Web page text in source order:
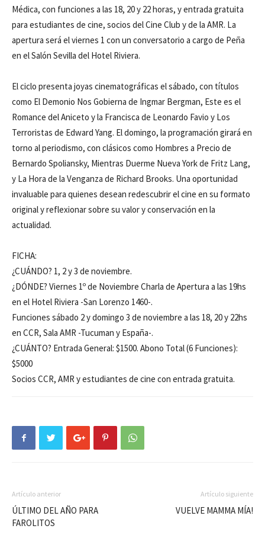
Médica, con funciones a las 18, 20 y 22 horas, y entrada gratuita
para estudiantes de cine, socios del Cine Club y de la AMR. La
apertura será el viernes 1 con un conversatorio a cargo de Peña
en el Salón Sevilla del Hotel Riviera.
El ciclo presenta joyas cinematográficas el sábado, con títulos
como El Demonio Nos Gobierna de Ingmar Bergman, Este es el
Romance del Aniceto y la Francisca de Leonardo Favio y Los
Terroristas de Edward Yang. El domingo, la programación girará en
torno al periodismo, con clásicos como Hombres a Precio de
Bernardo Spoliansky, Mientras Duerme Nueva York de Fritz Lang,
y La Hora de la Venganza de Richard Brooks. Una oportunidad
invaluable para quienes desean redescubrir el cine en su formato
original y reflexionar sobre su valor y conservación en la
actualidad.
FICHA:
¿CUÁNDO? 1, 2 y 3 de noviembre.
¿DÓNDE? Viernes 1º de Noviembre Charla de Apertura a las 19hs
en el Hotel Riviera -San Lorenzo 1460-.
Funciones sábado 2 y domingo 3 de noviembre a las 18, 20 y 22hs
en CCR, Sala AMR -Tucuman y España-.
¿CUÁNTO? Entrada General: $1500. Abono Total (6 Funciones):
$5000
Socios CCR, AMR y estudiantes de cine con entrada gratuita.
Artículo anterior
ÚLTIMO DEL AÑO PARA
FAROLITOS
Artículo siguiente
VUELVE MAMMA MÍA!